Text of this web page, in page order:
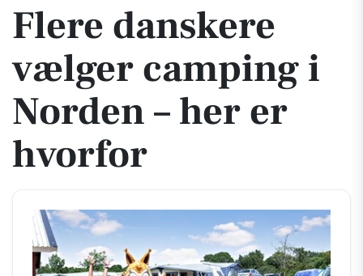
Flere danskere
vælger camping i
Norden – her er
hvorfor